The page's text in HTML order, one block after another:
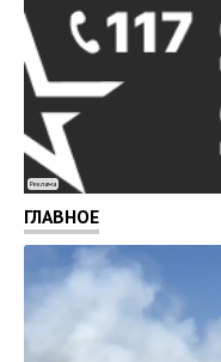
Реклама
ГЛАВНОЕ